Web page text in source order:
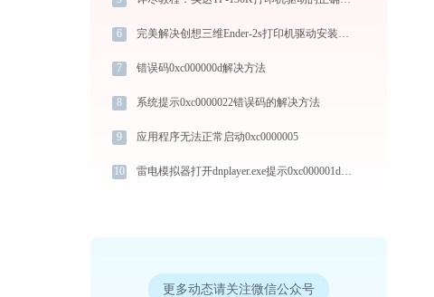
6 完美解决创想三维Ender-2s打印机驱动安装困扰，全面下载安装教程
7 错误码0xc000000d解决方法
8 系统提示0xc0000022错误码的解决方法
9 应用程序无法正常启动0xc0000005
10 雷电模拟器打开dnplayer.exe提示0xc000001d错误码怎么办
更多动态请关注微信公众号